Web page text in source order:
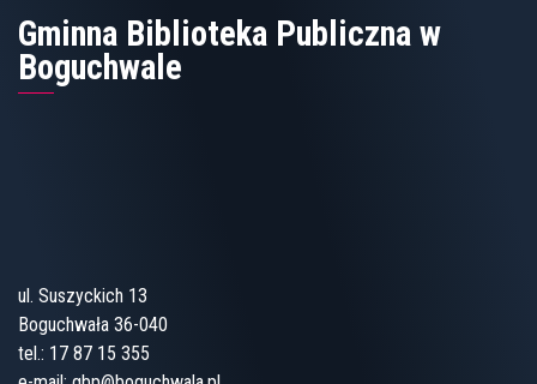
Gminna Biblioteka Publiczna w
Boguchwale
ul. Suszyckich 13
Boguchwała 36-040
tel.: 17 87 15 355